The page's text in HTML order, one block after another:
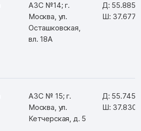
АЗС №14; г.
Москва, ул.
Осташковская,
вл. 18А
Д:
Ш:
АЗС № 15; г.
Москва, ул.
Кетчерская, д. 5
Д:
Ш: